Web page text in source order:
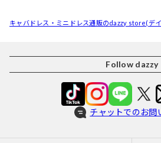
キャバドレス・ミニドレス通販のdazzy store(デ
Follow dazzy
チャットでのお問